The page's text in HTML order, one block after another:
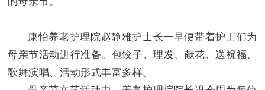
外三科（11楼）
外二科（泌尿外科5楼）
肛肠科专家
超声科专家
康怡养老护理院赵静雅护士长一早便带着护工们为
母亲节活动进行准备。包饺子、理发、献花、送祝福、
歌舞演唱、活动形式丰富多样。